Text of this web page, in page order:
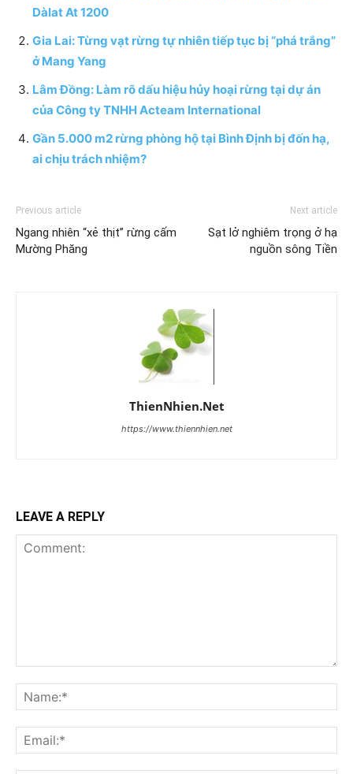
Dàlat At 1200
Gia Lai: Từng vạt rừng tự nhiên tiếp tục bị “phá trắng”
ở Mang Yang
Lâm Đồng: Làm rõ dấu hiệu hủy hoại rừng tại dự án
của Công ty TNHH Acteam International
Gần 5.000 m2 rừng phòng hộ tại Bình Định bị đốn hạ,
ai chịu trách nhiệm?
Previous article
Ngang nhiên “xẻ thịt” rừng cấm
Mường Phăng
Next article
Sạt lở nghiêm trọng ở hạ
nguồn sông Tiền
ThienNhien.Net
https://www.thiennhien.net
LEAVE A REPLY